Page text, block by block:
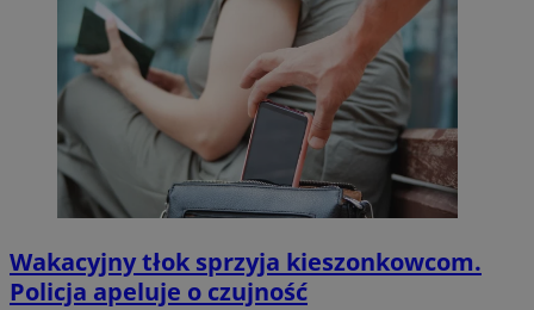
Wakacyjny tłok sprzyja kieszonkowcom.
Policja apeluje o czujność